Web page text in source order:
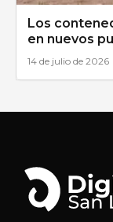
Los
en nuevos
14 de julio de 2026